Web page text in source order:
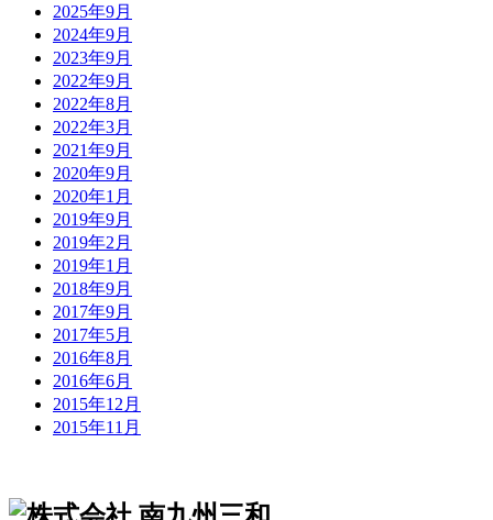
2025年9月
2024年9月
2023年9月
2022年9月
2022年8月
2022年3月
2021年9月
2020年9月
2020年1月
2019年9月
2019年2月
2019年1月
2018年9月
2017年9月
2017年5月
2016年8月
2016年6月
2015年12月
2015年11月